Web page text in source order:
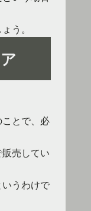
う。
とで、必
売してい
うわけで